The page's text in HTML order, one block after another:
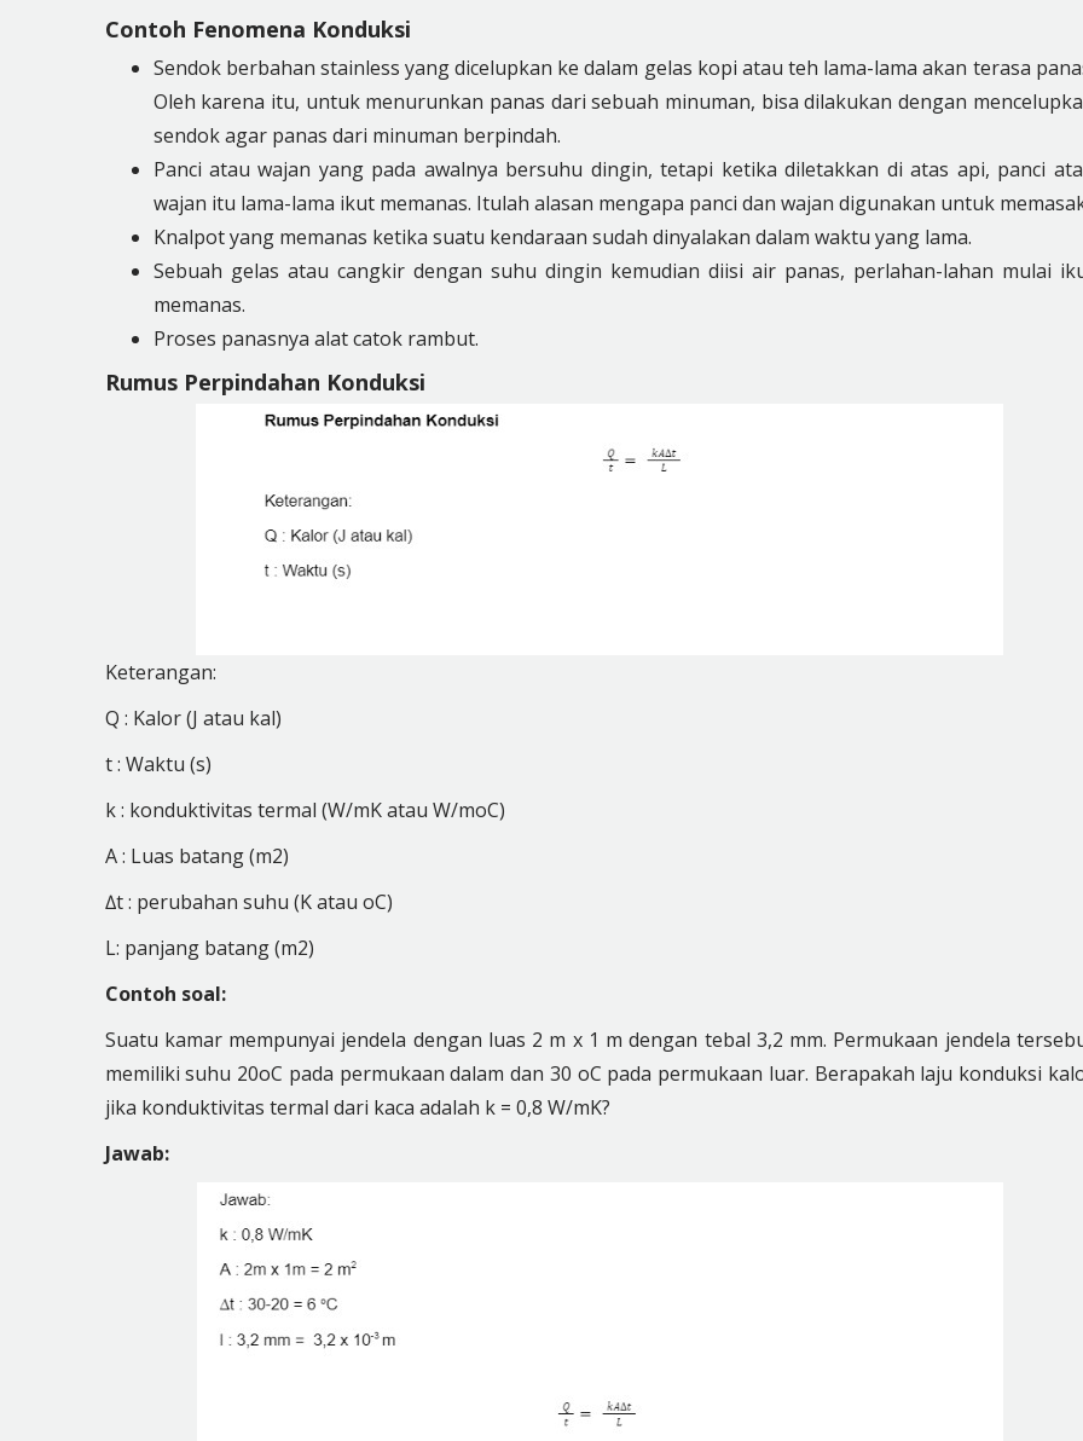
Contoh Fenomena Konduksi
Sendok berbahan stainless yang dicelupkan ke dalam gelas kopi atau teh lama-lama akan terasa
Oleh karena itu, untuk menurunkan panas dari sebuah minuman, bisa dilakukan dengan
sendok agar panas dari minuman berpindah.
Panci atau wajan yang pada awalnya bersuhu dingin, tetapi ketika diletakkan di atas api, panci
wajan itu lama-lama ikut memanas. Itulah alasan mengapa panci dan wajan digunakan untuk
Knalpot yang memanas ketika suatu kendaraan sudah dinyalakan dalam waktu yang lama.
Sebuah gelas atau cangkir dengan suhu dingin kemudian diisi air panas, perlahan-lahan mulai
memanas.
Proses panasnya alat catok rambut.
Rumus Perpindahan Konduksi
Keterangan:
Q : Kalor (J atau kal)
t : Waktu (s)
k : konduktivitas termal (W/mK atau W/moC)
A : Luas batang (m2)
∆t : perubahan suhu (K atau oC)
L: panjang batang (m2)
Contoh soal:
Suatu kamar mempunyai jendela dengan luas 2 m x 1 m dengan tebal 3,2 mm. Permukaan jendela
memiliki suhu 20oC pada permukaan dalam dan 30 oC pada permukaan luar. Berapakah laju konduksi
jika konduktivitas termal dari kaca adalah k = 0,8 W/mK?
Jawab: